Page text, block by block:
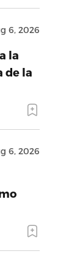
6, 2026
la
de la
6, 2026